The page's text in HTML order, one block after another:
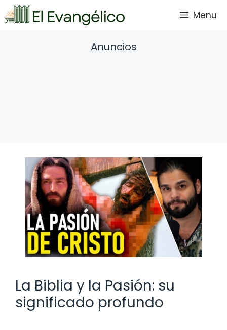
Saltar
al
Menu
Anuncios
La Biblia y la Pasión: su
significado profundo